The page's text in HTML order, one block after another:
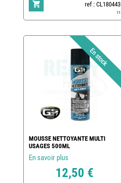
ref : CL180443
11
MOUSSE NETTOYANTE MULTI
USAGES 500ML
En savoir plus
12,50 €